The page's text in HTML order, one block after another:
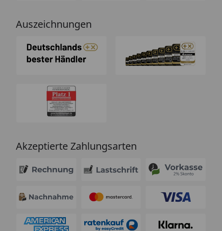
Auszeichnungen
Akzeptierte Zahlungsarten